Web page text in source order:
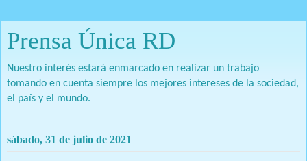
Prensa Única RD
Nuestro interés estará enmarcado en realizar un trabajo
tomando en cuenta siempre los mejores intereses de la sociedad,
el país y el mundo.
sábado, 31 de julio de 2021